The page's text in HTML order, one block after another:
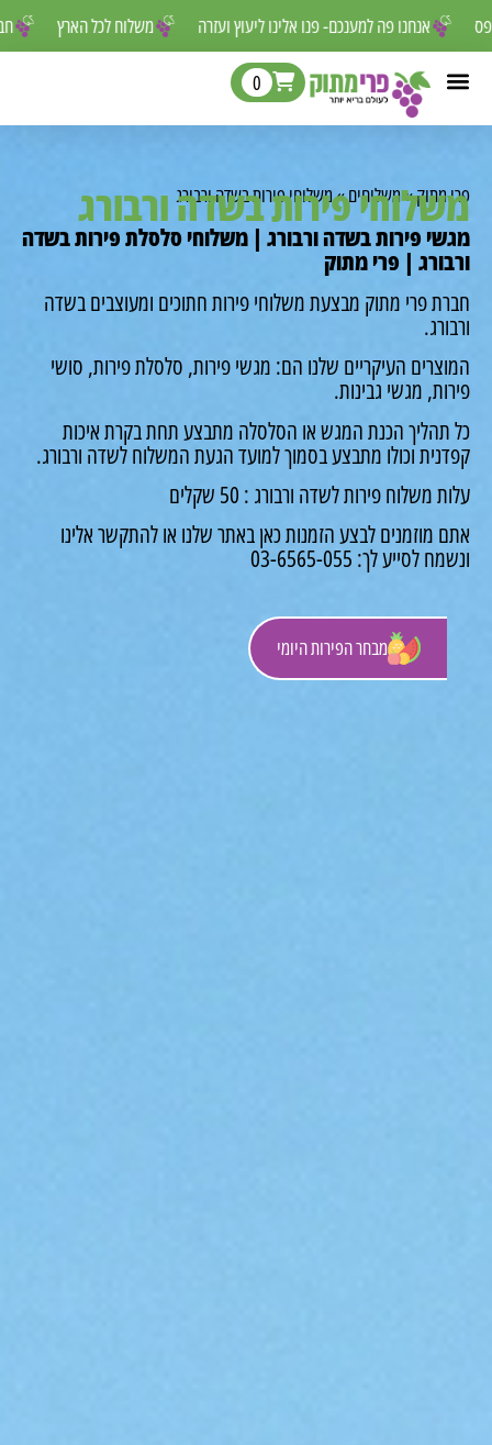
משלוח לכל הארץ אנחנו פה למענכם- פנו אלינו ליעוץ ועזרה לפספס
מבחר הפירות היומי
0
»משלוחים»משלוחי פירות בשדה ורבורג
פירות בשדה ורבורג
פירות בשדה ורבורג | משלוחי סלסלת פירות בשדה
| פרי מתוק
פרי מתוק מבצעת משלוחי פירות חתוכים ומעוצבים בשדה
העיקריים שלנו הם: מגשי פירות, סלסלת פירות, סושי
מגשי גבינות.
הכנת המגש או הסלסלה מתבצע תחת בקרת איכות
וכולו מתבצע בסמוך למועד הגעת המשלוח לשדה ורבורג.
משלוח פירות לשדה ורבורג : 50 שקלים
מוזמנים לבצע הזמנות כאן באתר שלנו או להתקשר אלינו
לך: 03-6565-055